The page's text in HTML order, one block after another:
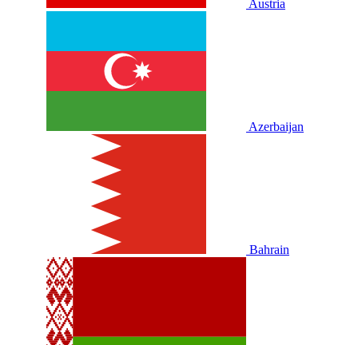
Austria
Azerbaijan
Bahrain